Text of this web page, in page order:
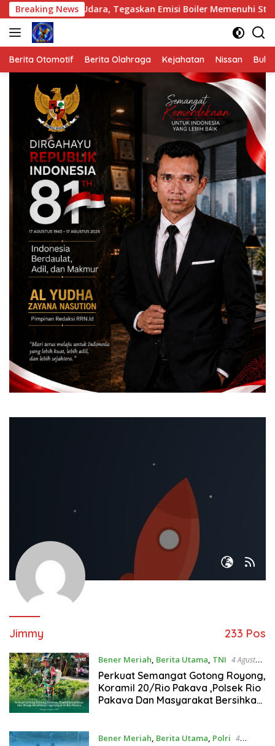
Langsung
ke
konten
Breaking NewsUdara, Tegaskan Emisi Boiler Memenuhi Standar
Berita Otomotif Berita Olahraga Kejahatan Nissan
Jimmy 233 Pos
Bener Meriah Berita Utama TNI 4 Agustus
2026
Perkuat Semangat Gotong Royong,
Koramil 20/Rio Pakava ,Polsek Rio
Pakava Dan Masyarakat Bersihkan
Bener Meriah, Berita Utama, Polri 4